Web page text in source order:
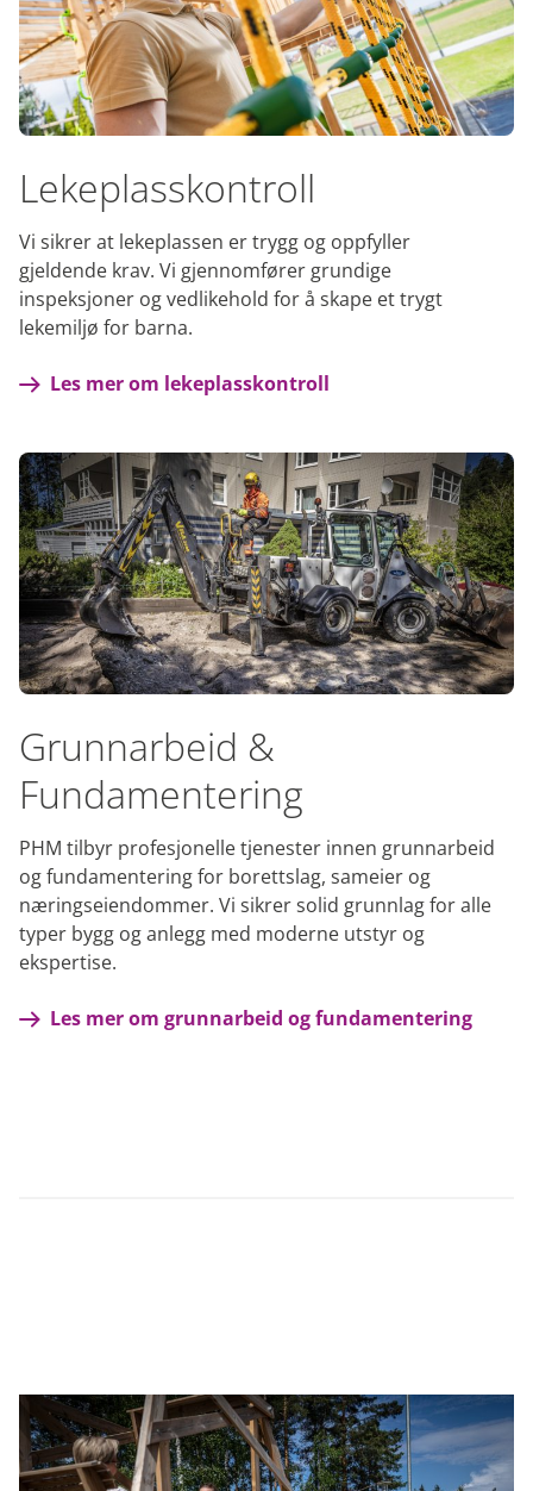
Lekeplasskontroll
Vi sikrer at lekeplassen er trygg og oppfyller
gjeldende krav. Vi gjennomfører grundige
inspeksjoner og vedlikehold for å skape et trygt
lekemiljø for barna.
Les mer om lekeplasskontroll
Grunnarbeid &
Fundamentering
PHM tilbyr profesjonelle tjenester innen grunnarbeid
og fundamentering for borettslag, sameier og
næringseiendommer. Vi sikrer solid grunnlag for alle
typer bygg og anlegg med moderne utstyr og
ekspertise.
Les mer om grunnarbeid og fundamentering